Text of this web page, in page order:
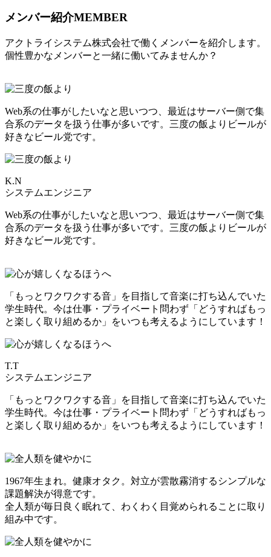
メンバー紹介MEMBER
アクトライシステム株式会社で働くメンバーを紹介します。
個性豊かなメンバーと一緒に働いてみませんか？
Web系の仕事がしたいなと思いつつ、最近はサーバー側で集
合系のデータを扱う仕事が多いです。三度の飯よりビールが
好きなビール党です。
K.N
システムエンジニア
Web系の仕事がしたいなと思いつつ、最近はサーバー側で集
合系のデータを扱う仕事が多いです。三度の飯よりビールが
好きなビール党です。
「もっとワクワクする音」を目指して音楽に打ち込んでいた
学生時代。今は仕事・プライベート問わず「どうすればもっ
と楽しく取り組めるか」をいつも考えるようにしています！
T.T
システムエンジニア
「もっとワクワクする音」を目指して音楽に打ち込んでいた
学生時代。今は仕事・プライベート問わず「どうすればもっ
と楽しく取り組めるか」をいつも考えるようにしています！
1967年生まれ。健康オタク。対立が雲散霧消するシンプルな
課題解決が得意です。
全人類が毎日良く眠れて、わくわく目覚められることに取り
組み中です。